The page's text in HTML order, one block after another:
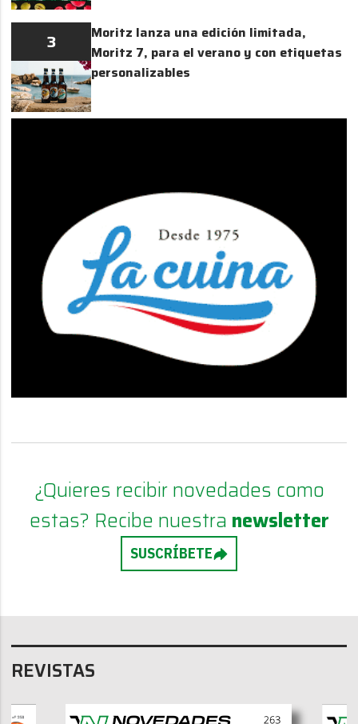
3
Moritz lanza una edición limitada,
Moritz 7, para el verano y con etiquetas
personalizables
¿Quieres recibir novedades como
estas? Recibe nuestra newsletter
SUSCRÍBETE
REVISTAS